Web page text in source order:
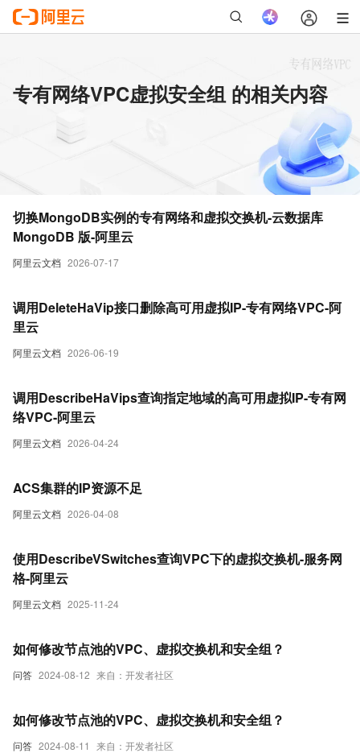
专有网络VPC虚拟安全组 的相关内容
阿里云文档 2026-07-17
切换MongoDB实例的专有网络和虚拟交换机-云数据库
MongoDB 版-阿里云
阿里云文档 2026-06-19
调用DeleteHaVip接口删除高可用虚拟IP-专有网络VPC-阿
里云
阿里云文档 2026-04-24
调用DescribeHaVips查询指定地域的高可用虚拟IP-专有网
络VPC-阿里云
阿里云文档 2026-04-08
ACS集群的IP资源不足
阿里云文档 2025-11-24
使用DescribeVSwitches查询VPC下的虚拟交换机-服务网
格-阿里云
问答 2024-08-12 来自：开发者社区
如何修改节点池的VPC、虚拟交换机和安全组？
问答 2024-08-11 来自：开发者社区
如何修改节点池的VPC、虚拟交换机和安全组？